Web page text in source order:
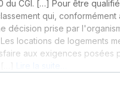
du CGI. […] Pour être
qui, conformément
décision prise par
Les locations de logements
aux exigences posées
Lire la suite…